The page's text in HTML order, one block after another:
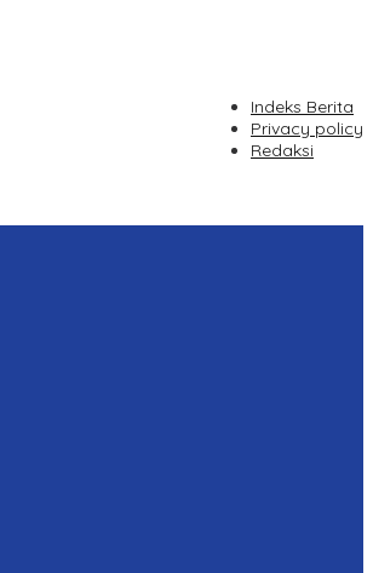
Indeks Berita
Privacy policy
Redaksi